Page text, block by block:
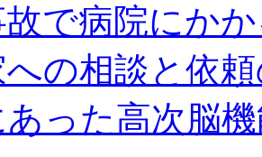
で病院にか
の相談と依
った高次脳